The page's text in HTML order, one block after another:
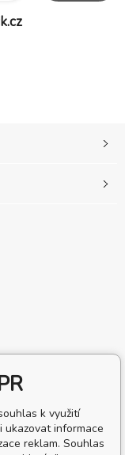
k využití
ukazovat informace
reklam. Souhlas